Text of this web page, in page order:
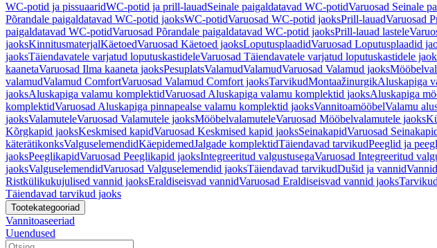
WC-potid ja pissuaaridWC-potid ja prill-lauadSeinale paigaldatavad WC-potidVaruosad Seinale
Põrandale paigaldatavad WC-potid jaoksWC-potidVaruosad WC-potid jaoksPrill-lauadVaruosad
paigaldatavad WC-potidVaruosad Põrandale paigaldatavad WC-potid jaoksPrill-lauad lastele
jaoksKinnitusmaterjalKäetoedVaruosad Käetoed jaoksLoputusplaadidVaruosad Loputusplaadid
jaoksTäiendavatele varjatud loputuskastideleVaruosad Täiendavatele varjatud loputuskastidele
kaanetaVaruosad Ilma kaaneta jaoksPesuplatsValamudValamudVaruosad Valamud jaoks
valamudValamud ComfortVaruosad Valamud Comfort jaoksTarvikudMontaažinurgikAluskapiga
jaoksAluskapiga valamu komplektidVaruosad Aluskapiga valamu komplektid jaoksAluskapiga
komplektidVaruosad Aluskapiga pinnapealse valamu komplektid jaoksVannitoamööbelValamu
jaoksValamuteleVaruosad Valamutele jaoksMööbelvalamuteleVaruosad Mööbelvalamutele jaoks
Kõrgkapid jaoksKeskmised kapidVaruosad Keskmised kapid jaoksSeinakapidVaruosad
käterätikonksValguselemendidKäepidemedJalgade komplektidTäiendavad tarvikudPeeglid ja
jaoksPeeglikapidVaruosad Peeglikapid jaoksIntegreeritud valgustusegaVaruosad Integreeritud
jaoksValguselemendidVaruosad Valguselemendid jaoksTäiendavad tarvikudDušid ja vannidVannid
Ristkülikukujulised vannid jaoksEraldiseisvad vannidVaruosad Eraldiseisvad vannid jaoksTarvikud
Täiendavad tarvikud jaoks
Tootekategooriad
Vannitoaseeriad
Uuendused